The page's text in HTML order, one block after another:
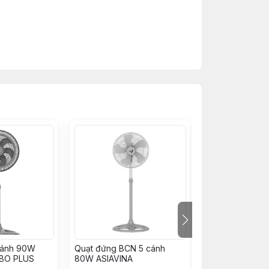
90W
PLUS
Quạt đứng BCN 5 cánh
80W ASIAVINA